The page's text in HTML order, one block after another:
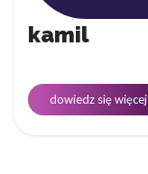
kamil
dowiedz się więcej